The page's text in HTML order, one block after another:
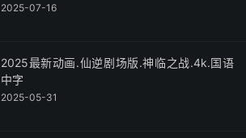
2025-07-16
2025最新动画.仙逆剧场版.神临之战.4k.国语
中字
2025-05-31